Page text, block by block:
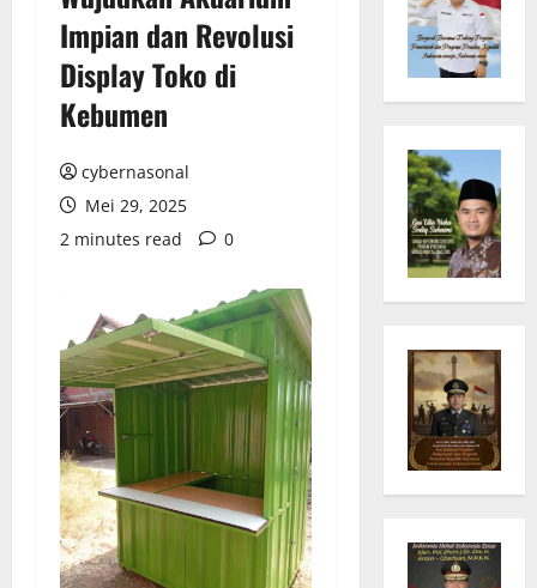
Impian dan Revolusi
Display Toko di
Kebumen
cybernasonal
Mei 29, 2025
2 minutes read
0